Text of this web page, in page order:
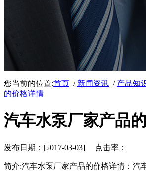
您当前的位置:首页 / 新闻资讯 / 产品知
的价格详情
汽车水泵厂家产品
发布日期：[2017-03-03] 点击率：
简介:汽车水泵厂家产品的价格详情：汽